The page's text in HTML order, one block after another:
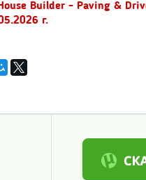
Builder - Paving &
г.